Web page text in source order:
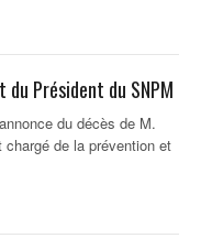
du Président du SNPM
du décès de M.
de la prévention et